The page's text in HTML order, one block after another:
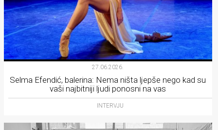
27.06.2026.
Selma Efendić, balerina: Nema ništa ljepše nego kad su
vaši najbitniji ljudi ponosni na vas
INTERVJU